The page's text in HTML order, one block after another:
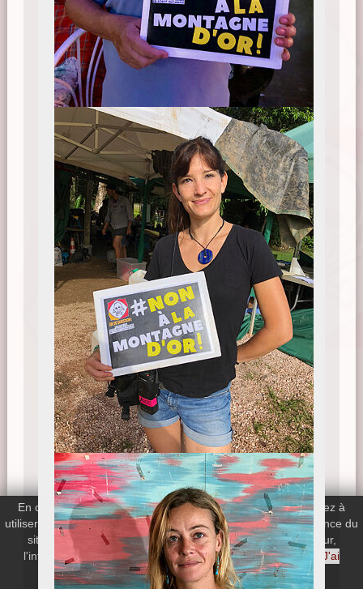
En continuant votre navigation sur le site, vous nous autorisez à
utiliser les cookies de Google Analytics afin de mesurer l'audience du
site web. Si vous désactivez les cookies de votre navigateur,
l'intégralité du site web reste disponible.En savoir plus
J'ai
compris